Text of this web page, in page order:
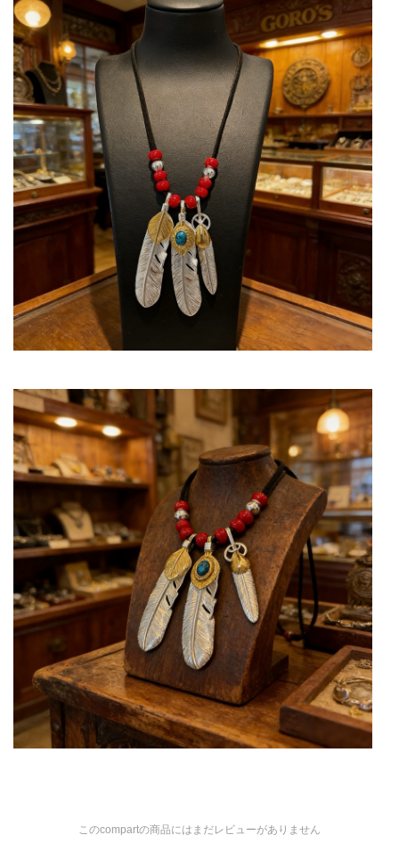
このcompartの商品にはまだレビューがありません